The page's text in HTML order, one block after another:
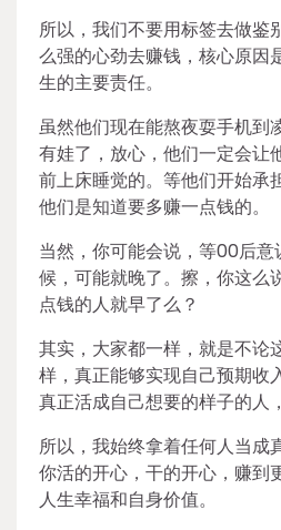
所以，我们不要用标签去做鉴
么强的心劲去赚钱，核心原因
生的主要责任。
虽然他们现在能熬夜耍手机到
有娃了，放心，他们一定会让
前上床睡觉的。等他们开始承
他们是知道要多赚一点钱的。
当然，你可能会说，等00后
候，可能就晚了。擦，你这么
点钱的人就早了么？
其实，大家都一样，就是不论
样，真正能够实现自己预期收
真正活成自己想要的样子的人
所以，我始终拿着任何人当成
你活的开心，干的开心，赚到
人生幸福和自身价值。